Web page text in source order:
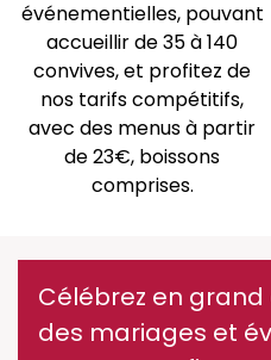
événementielles, pouvant
accueillir de 35 à 140
convives, et profitez de
nos tarifs compétitifs,
avec des menus à partir
de 23€, boissons
comprises.
Célébrez en grand
des mariages et